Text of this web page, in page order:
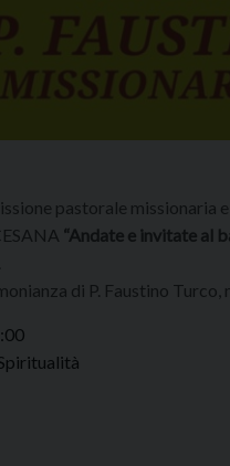
pastorale missionaria
“Andate e invitate al
di P. Faustino Turco,